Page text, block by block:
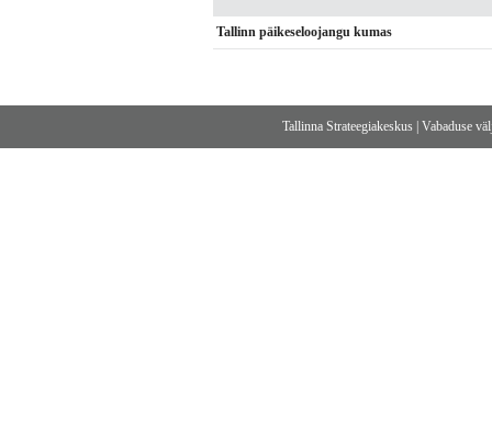
Tallinn päikeseloojangu kumas
Tallinna Strateegiakeskus Vabaduse